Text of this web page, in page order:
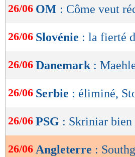
de
OK
26/06 OM : Côme veut
26/06 Slovénie : la fierté
26/06 Danemark :
26/06 Serbie : éliminé,
26/06 PSG : Skriniar bien
26/06 Angleterre :